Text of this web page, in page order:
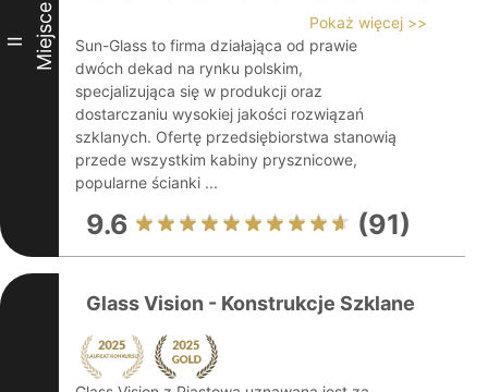
II Miejsce
Pokaż więcej >>
Sun-Glass to firma działająca od prawie
dwóch dekad na rynku polskim,
specjalizująca się w produkcji oraz
dostarczaniu wysokiej jakości rozwiązań
szklanych. Ofertę przedsiębiorstwa stanowią
przede wszystkim kabiny prysznicowe,
popularne ścianki ...
9.6 (91)
Glass Vision - Konstrukcje Szklane